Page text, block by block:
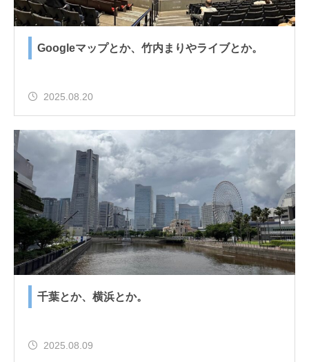
Googleマップとか、竹内まりやライブとか。
2025.08.20
千葉とか、横浜とか。
2025.08.09